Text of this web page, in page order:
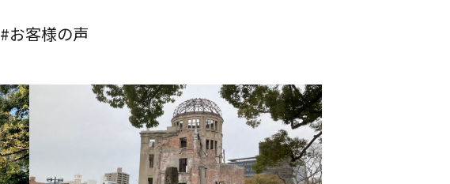
#お客様の声